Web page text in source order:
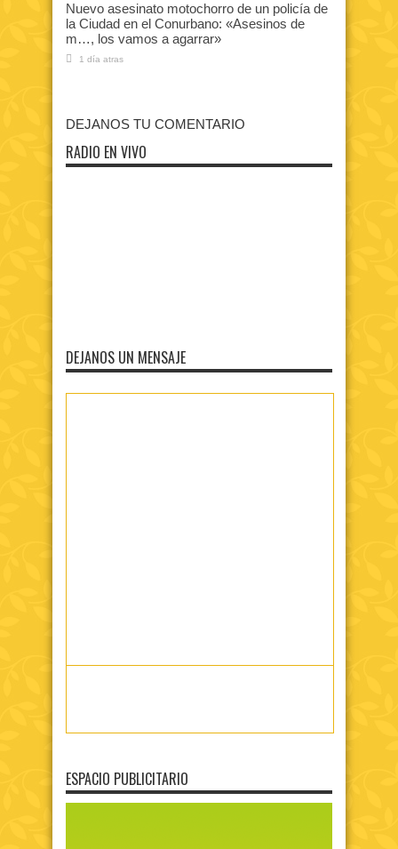
Nuevo asesinato motochorro de un policía de
la Ciudad en el Conurbano: «Asesinos de
m…, los vamos a agarrar»
1 día atras
DEJANOS TU COMENTARIO
RADIO EN VIVO
DEJANOS UN MENSAJE
ESPACIO PUBLICITARIO